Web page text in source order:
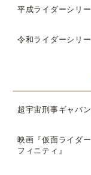
平成ライダーシリ
令和ライダーシリ
超宇宙刑事ギャバ
映画『仮面ライダ
フィニティ』